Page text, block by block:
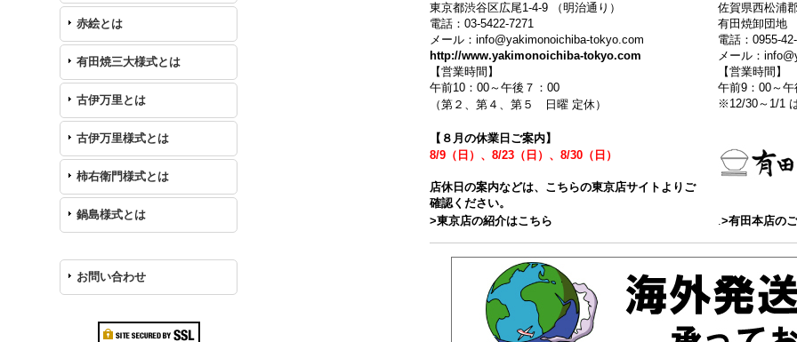
赤絵とは
有田焼三大様式とは
古伊万里とは
古伊万里様式とは
柿右衛門様式とは
鍋島様式とは
お問い合わせ
東京都渋谷区広尾1-4-9 （明治通り）
電話：03-5422-7271
メール：info@yakimonoichiba-tokyo.com
http://www.yakimonoichiba-tokyo.com
【営業時間】
午前10：00～午後７：00
（第２、第４、第５ 日曜 定休）
【８月の休業日ご案内】
8/9（日）、8/23（日）、8/30（日）
店休日の案内などは、こちらの東京店サイトよりご
確認ください。
佐賀県西松浦
有田焼卸団地
電話：0955-
メール：
【営業時間】
午前9：00～
※12/30～1/1
>東京店の紹介はこちら .>有田本店の